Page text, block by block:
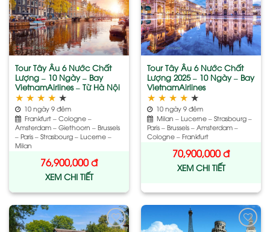
Add
to
wishlist
Tour Tây Âu 6 Nước Chất
Lượng – 10 Ngày – Bay
VietnamAirlines – Từ Hà Nội
★ ★ ★ ★ ★
10 ngày 9 đêm
Frankfurt – Cologne –
Amsterdam – Giethoorn – Brussels
– Paris – Strasbourg – Lucerne –
Milan
76,900,000đ
XEM CHI TIẾT
Add
to
wishlist
Tour Tây Âu 6 Nước Chất
Lượng 2025 – 10 Ngày – Bay
VietnamAirlines
★ ★ ★ ★ ★
10 ngày 9 đêm
Milan – Lucerne – Strasbourg –
Paris – Brussels – Amsterdam –
Cologne – Frankfurt
70,900,000đ
XEM CHI TIẾT